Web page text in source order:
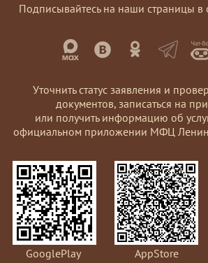
Подписывайтесь на наши страницы в
Уточнить статус заявления и
документов, записаться на
или получить информацию об
официальном приложении МФЦ
GooglePlay AppStore